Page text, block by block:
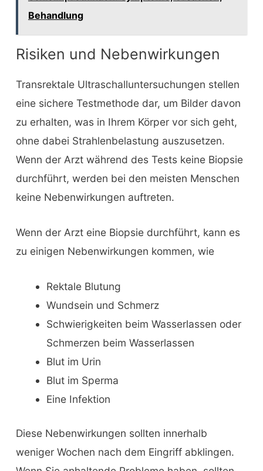
Behandlung
Risiken und Nebenwirkungen
Transrektale Ultraschalluntersuchungen stellen
eine sichere Testmethode dar, um Bilder davon
zu erhalten, was in Ihrem Körper vor sich geht,
ohne dabei Strahlenbelastung auszusetzen.
Wenn der Arzt während des Tests keine Biopsie
durchführt, werden bei den meisten Menschen
keine Nebenwirkungen auftreten.
Wenn der Arzt eine Biopsie durchführt, kann es
zu einigen Nebenwirkungen kommen, wie
Rektale Blutung
Wundsein und Schmerz
Schwierigkeiten beim Wasserlassen oder
Schmerzen beim Wasserlassen
Blut im Urin
Blut im Sperma
Eine Infektion
Diese Nebenwirkungen sollten innerhalb
weniger Wochen nach dem Eingriff abklingen.